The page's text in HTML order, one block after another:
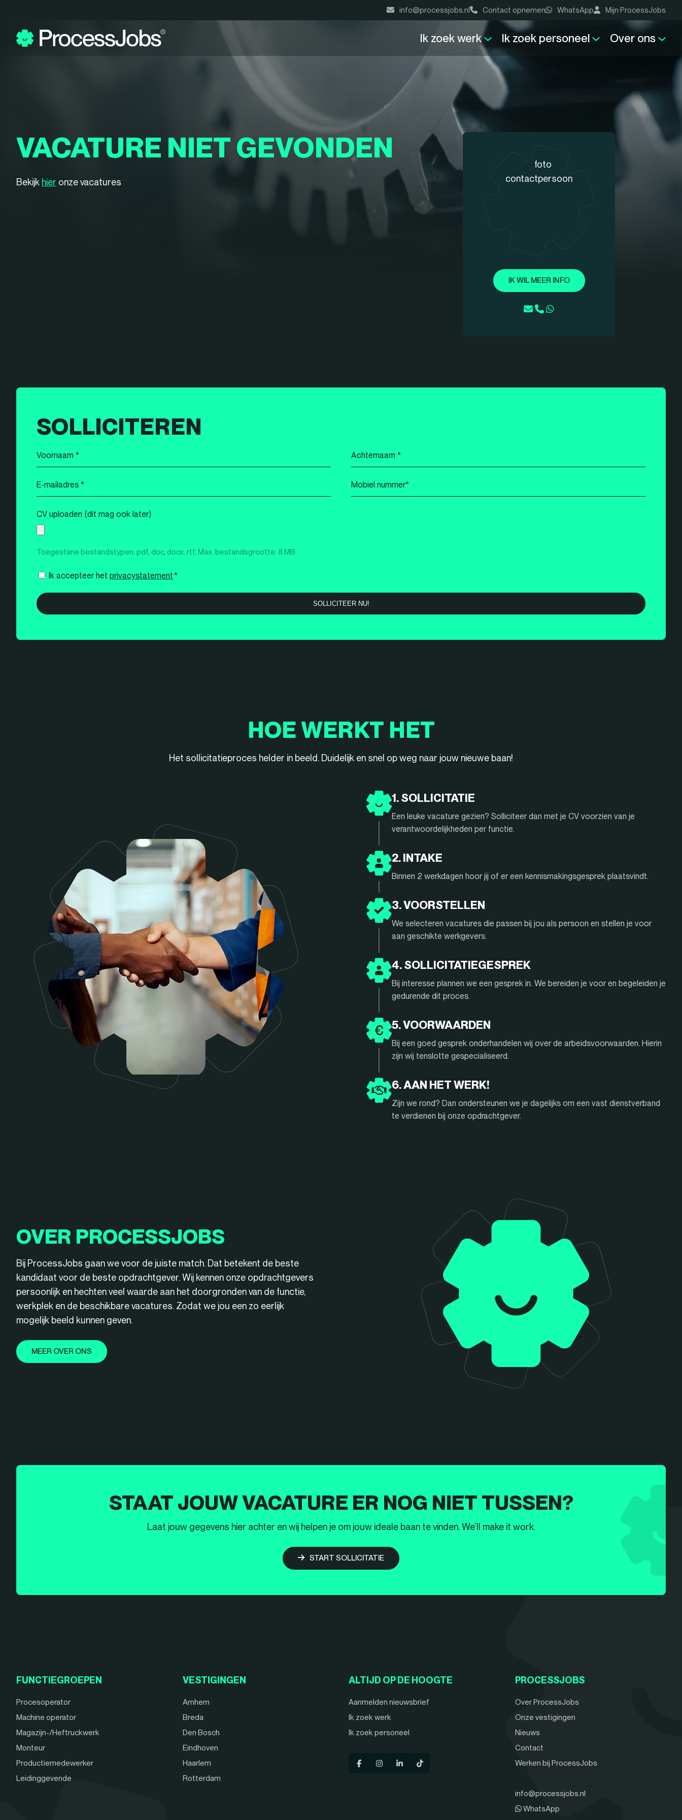
info@processjobs.nl Contact opnemen WhatsApp Mijn ProcessJobs
Ik zoek werk Ik zoek personeel Over ons
VACATURE NIET GEVONDEN
Bekijk hier onze vacatures
IK WIL MEER INFO
SOLLICITEREN
Voornaam
*
Achternaam
*
E-
mailadres
*
Mobiel
nummer
CV uploaden (dit mag ook later)
Toegestane bestandstypen: pdf, doc, docx, rtf, Max. bestandsgrootte: 8 MB.
Instemming
Ik accepteer het privacystatement*
HOE WERKT HET
Het sollicitatieproces helder in beeld. Duidelijk en snel op weg naar jouw nieuwe baan!
1. SOLLICITATIE
Een leuke vacature gezien? Solliciteer dan met je CV voorzien van je
verantwoordelijkheden per functie.
2. INTAKE
Binnen 2 werkdagen hoor jij of er een kennismakingsgesprek plaatsvindt.
3. VOORSTELLEN
We selecteren vacatures die passen bij jou als persoon en stellen je voor
aan geschikte werkgevers.
4. SOLLICITATIEGESPREK
Bij interesse plannen we een gesprek in. We bereiden je voor en begeleiden je
gedurende dit proces.
5. VOORWAARDEN
Bij een goed gesprek onderhandelen wij over de arbeidsvoorwaarden. Hierin
zijn wij tenslotte gespecialiseerd.
6. AAN HET WERK!
Zijn we rond? Dan ondersteunen we je dagelijks om een vast dienstverband
te verdienen bij onze opdrachtgever.
OVER PROCESSJOBS
Bij ProcessJobs gaan we voor de juiste match. Dat betekent de beste
kandidaat voor de beste opdrachtgever. Wij kennen onze opdrachtgevers
persoonlijk en hechten veel waarde aan het doorgronden van de functie,
werkplek en de beschikbare vacatures. Zodat we jou een zo eerlijk
mogelijk beeld kunnen geven.
MEER OVER ONS
STAAT JOUW VACATURE ER NOG NIET TUSSEN?
Laat jouw gegevens hier achter en wij helpen je om jouw ideale baan te vinden. We’ll make it work.
START SOLLICITATIE
FUNCTIEGROEPEN
Procesoperator
Machine operator
Magazijn-/Heftruckwerk
Monteur
Productiemedewerker
Leidinggevende
VESTIGINGEN
Arnhem
Breda
Den Bosch
Eindhoven
Haarlem
Rotterdam
ALTIJD OP DE HOOGTE
Aanmelden nieuwsbrief
Ik zoek werk
Ik zoek personeel
PROCESSJOBS
Over ProcessJobs
Onze vestigingen
Nieuws
Contact
Werken bij ProcessJobs
info@processjobs.nl
WhatsApp